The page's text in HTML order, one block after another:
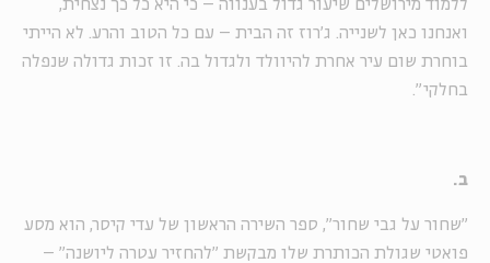
ללמוד מירושלים שיעור גדול בענווה – כי היא כל כך נצחית,
ואנחנו כאן לשנייה. ג׳רוז זה הבית – עם כל הטוב והרע. לא הייתי
בוחרת שום עיר אחרת להיוולד ולגדול בה. זו זכות גדולה שנפלה
בחלקי".
ב.
"שחור על גבי שחור", ספר השירה הראשון של עדי קיסר, הוא מסע
פואטי שגולת הכותרת שלו מבקשת "להחזיר עטרה ליושנה" –